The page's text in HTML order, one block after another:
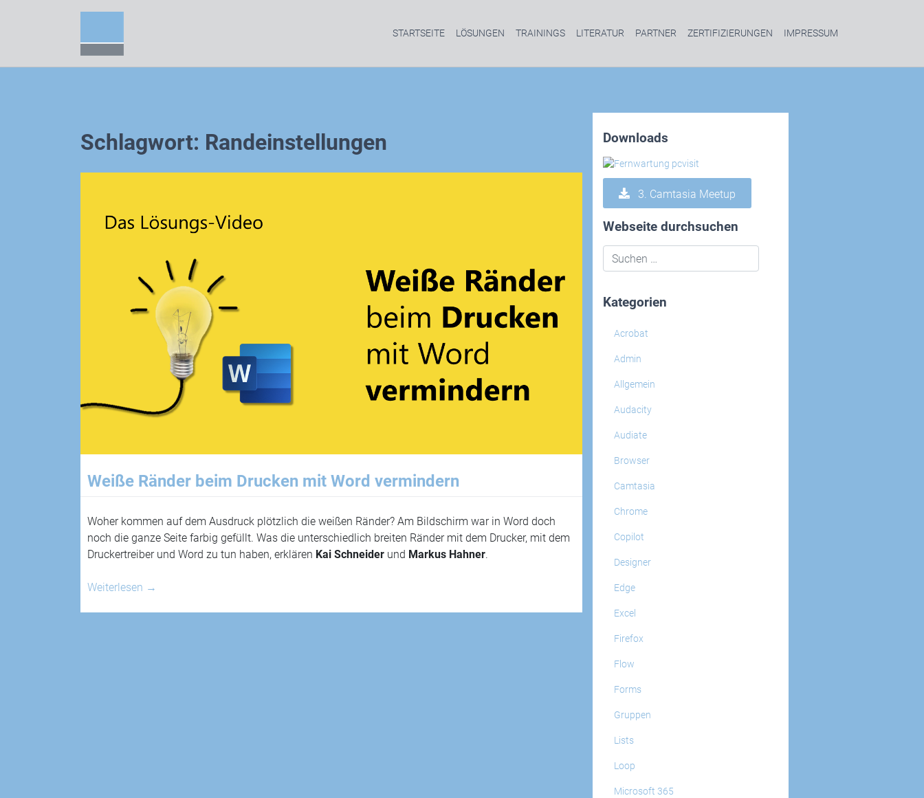
STARTSEITE LÖSUNGEN TRAININGS LITERATUR PARTNER ZERTIFIZIERUNGEN IMPRESSUM
Schlagwort: Randeinstellungen
Weiße Ränder beim Drucken mit Word vermindern
Woher kommen auf dem Ausdruck plötzlich die weißen Ränder? Am Bildschirm war in Word doch
noch die ganze Seite farbig gefüllt. Was die unterschiedlich breiten Ränder mit dem Drucker, mit dem
Druckertreiber und Word zu tun haben, erklären Kai Schneider und Markus Hahner.
Weiterlesen →
Downloads
3. Camtasia Meetup
Webseite durchsuchen
Kategorien
Acrobat
Admin
Allgemein
Audacity
Audiate
Browser
Camtasia
Chrome
Copilot
Designer
Edge
Excel
Firefox
Flow
Forms
Gruppen
Lists
Loop
Microsoft 365